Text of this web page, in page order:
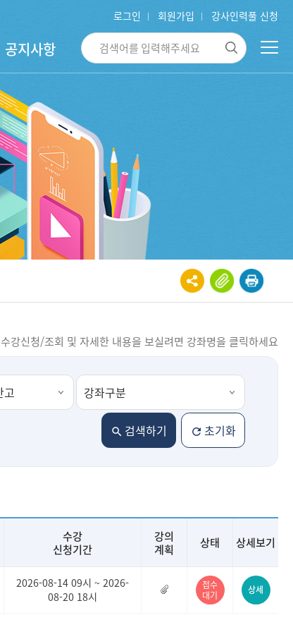
로그인 회원가입 강사인력풀 신청
공지사항
수강신청/조회 및 자세한 내용을 보실려면 강좌명을 클릭하세요
검색하기 초기화
수강
신청기간
강의
계획
상태 상세보기
2026-08-14 09시 ~ 2026-
08-20 18시
접수
대기
상세